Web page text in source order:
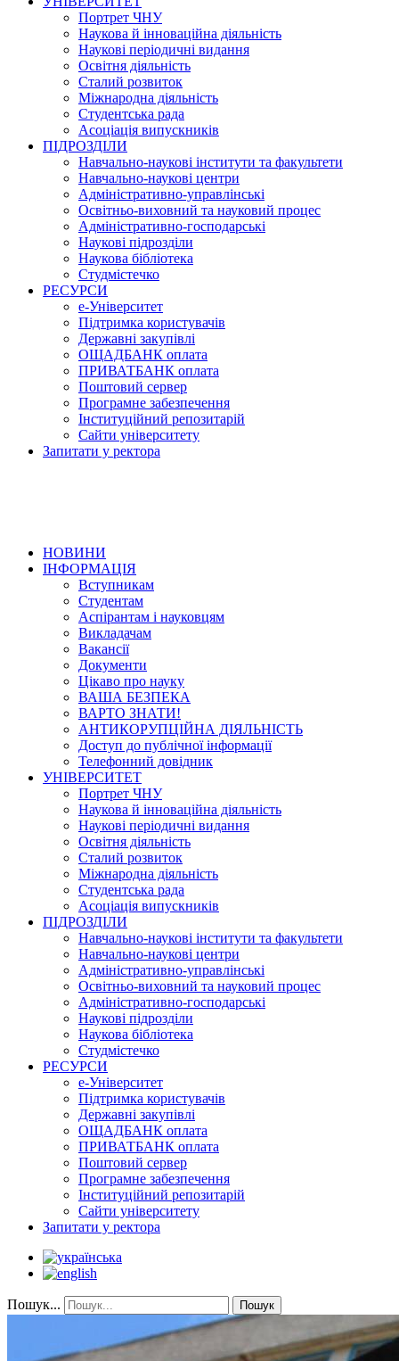
Портрет ЧНУ
Наукова й інноваційна діяльність
Наукові періодичні видання
Освітня діяльність
Сталий розвиток
Міжнародна діяльність
Студентська рада
Асоціація випускників
ПІДРОЗДІЛИ
Навчально-наукові інститути та факультети
Навчально-наукові центри
Адміністративно-управлінські
Освітньо-виховний та науковий процес
Адміністративно-господарські
Наукові підрозділи
Наукова бібліотека
Студмістечко
РЕСУРСИ
е-Університет
Підтримка користувачів
Державні закупівлі
ОЩАДБАНК оплата
ПРИВАТБАНК оплата
Поштовий сервер
Програмне забезпечення
Інституційний репозитарій
Сайти університету
Запитати у ректора
НОВИНИ
ІНФОРМАЦІЯ
Вступникам
Студентам
Аспірантам і науковцям
Викладачам
Вакансії
Документи
Цікаво про науку
ВАША БЕЗПЕКА
ВАРТО ЗНАТИ!
АНТИКОРУПЦІЙНА ДІЯЛЬНІСТЬ
Доступ до публічної інформації
Телефонний довідник
УНІВЕРСИТЕТ
Портрет ЧНУ
Наукова й інноваційна діяльність
Наукові періодичні видання
Освітня діяльність
Сталий розвиток
Міжнародна діяльність
Студентська рада
Асоціація випускників
ПІДРОЗДІЛИ
Навчально-наукові інститути та факультети
Навчально-наукові центри
Адміністративно-управлінські
Освітньо-виховний та науковий процес
Адміністративно-господарські
Наукові підрозділи
Наукова бібліотека
Студмістечко
РЕСУРСИ
е-Університет
Підтримка користувачів
Державні закупівлі
ОЩАДБАНК оплата
ПРИВАТБАНК оплата
Поштовий сервер
Програмне забезпечення
Інституційний репозитарій
Сайти університету
Запитати у ректора
Пошук... Пошук